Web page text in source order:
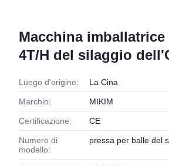
Macchina imballatrice
4T/H del silaggio
Luogo d'origine: La Cina
Marchio: MIKIM
Certificazione: CE
Numero di
modello:
pressa per balle del